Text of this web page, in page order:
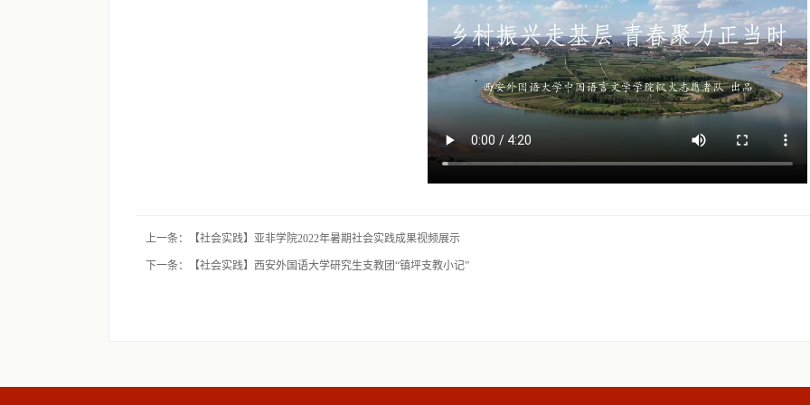
上一条：【社会实践】亚非学院2022年暑期社会实践成果视频展示
下一条：【社会实践】西安外国语大学研究生支教团“镇坪支教小记”